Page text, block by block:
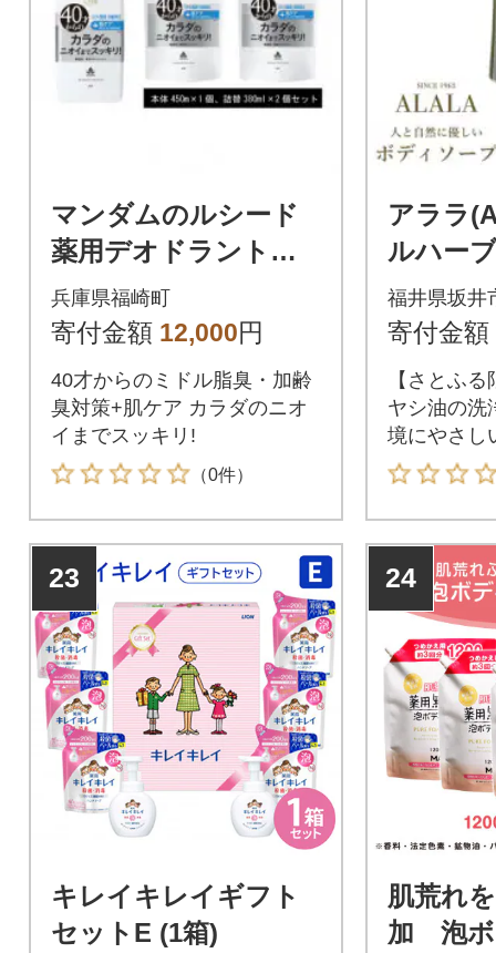
マンダムのルシード
薬用デオドラントボ
ディウォッシュ(本体1
個+詰替用2個)MA-33
兵庫県福崎町
寄付金額 12,000円
40才からのミドル脂臭・加齢
臭対策+肌ケア カラダのニオ
イまでスッキリ!
（0件）
アララ
ルハー
プ
福井県坂井
寄付金額
【さとふ
ヤシ油の洗
境にやさし
す。
23
キレイキレイギフト
セットE (1箱)
24
肌荒れ
加 泡ボ